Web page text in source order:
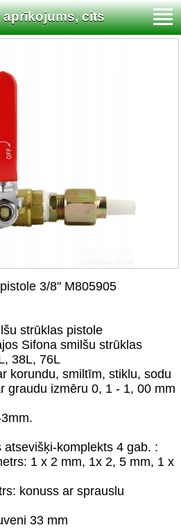
aprīkojums, cits
3/8" M805905
strūklas pistole
Sifona smilšu strūklas
38L, 76L
korundu, smiltīm, stiklu, sodu
graudu izmēru 0, 1 - 1, 00 mm
komplekts 4 gab. :
1 x 2 mm, 1x 2, 5 mm, 1 x
konuss ar sprauslu
33 mm